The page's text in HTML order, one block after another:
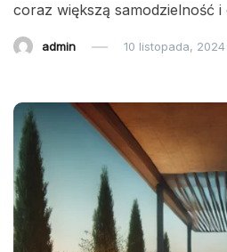
coraz większą samodzielność
admin 10 listopada, 2024